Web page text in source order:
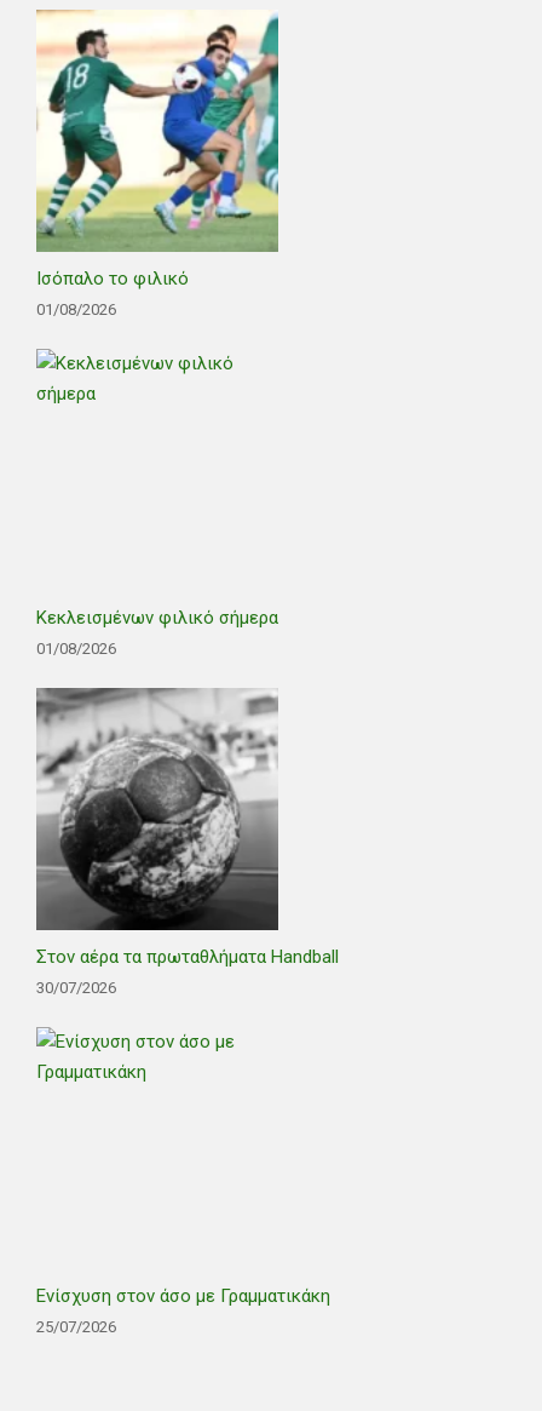
Ισόπαλο το φιλικό
01/08/2026
Κεκλεισμένων φιλικό σήμερα
01/08/2026
Στον αέρα τα πρωταθλήματα Handball
30/07/2026
Ενίσχυση στον άσο με Γραμματικάκη
25/07/2026